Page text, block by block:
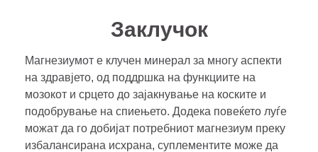
Заклучок
Магнезиумот е клучен минерал за многу аспекти
на здравјето, од поддршка на функциите на
мозокот и срцето до зајакнување на коските и
подобрување на спиењето. Додека повеќето луѓе
можат да го добијат потребниот магнезиум преку
избалансирана исхрана, суплементите може да